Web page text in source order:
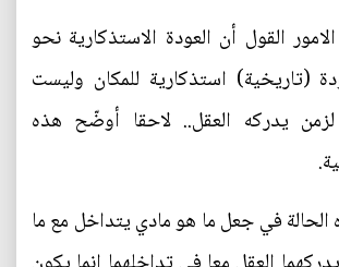
القول أن العودة الاستذكارية نحو
(تاريخية) استذكارية للمكان وليست
يدركه العقل.. لاحقا أوضّح هذه
الحالة في جعل ما هو مادي يتداخل مع ما